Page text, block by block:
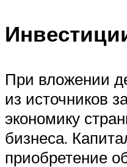
При вложении
из источников
экономику
бизнеса.
приобретение